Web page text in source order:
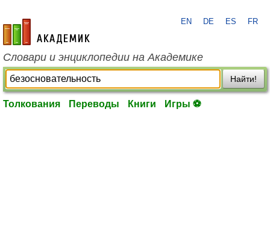
academic.ru
EN DE ES FR
Словари и энциклопедии на Академике
Найти!
Толкования Переводы Книги Игры ⚽